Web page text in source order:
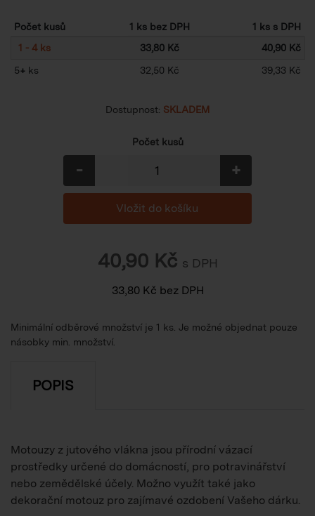
Počet kusů 1 ks bez DPH
1 ks s DPH
1 - 4 ks
33,80 Kč
40,90 Kč
5+ ks 32,50 Kč 39,33 Kč
Dostupnost: SKLADEM
Počet kusů
- +
40,90Kč s DPH
33,80Kč bez DPH
Minimální odběrové množství je 1 ks. Je možné objednat pouze
násobky min. množství.
POPIS
Motouzy z jutového vlákna jsou přírodní vázací
prostředky určené do domácností, pro potravinářství
nebo zemědělské účely. Možno využít také jako
dekorační motouz pro zajímavé ozdobení Vašeho dárku.